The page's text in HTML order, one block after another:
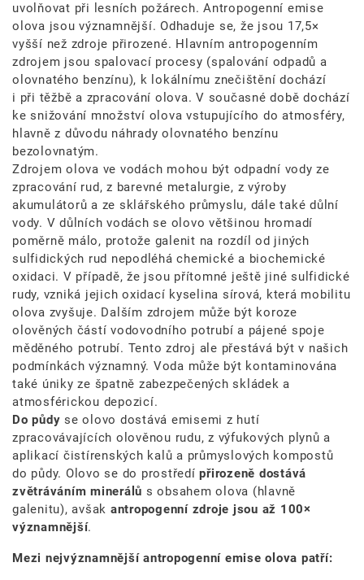
uvolňovat při lesních požárech. Antropogenní emise
olova jsou významnější. Odhaduje se, že jsou 17,5×
vyšší než zdroje přirozené. Hlavním antropogenním
zdrojem jsou spalovací procesy (spalování odpadů a
olovnatého benzínu), k lokálnímu znečištění dochází
i při těžbě a zpracování olova. V současné době dochází
ke snižování množství olova vstupujícího do atmosféry,
hlavně z důvodu náhrady olovnatého benzínu
bezolovnatým.
Zdrojem olova ve vodách mohou být odpadní vody ze
zpracování rud, z barevné metalurgie, z výroby
akumulátorů a ze sklářského průmyslu, dále také důlní
vody. V důlních vodách se olovo většinou hromadí
poměrně málo, protože galenit na rozdíl od jiných
sulfidických rud nepodléhá chemické a biochemické
oxidaci. V případě, že jsou přítomné ještě jiné sulfidické
rudy, vzniká jejich oxidací kyselina sírová, která mobilitu
olova zvyšuje. Dalším zdrojem může být koroze
olověných částí vodovodního potrubí a pájené spoje
měděného potrubí. Tento zdroj ale přestává být v našich
podmínkách významný. Voda může být kontaminována
také úniky ze špatně zabezpečených skládek a
atmosférickou depozicí.
Do půdy se olovo dostává emisemi z hutí
zpracovávajících olověnou rudu, z výfukových plynů a
aplikací čistírenských kalů a průmyslových kompostů
do půdy. Olovo se do prostředípřirozeně dostává
zvětráváním minerálů s obsahem olova (hlavně
galenitu), avšak antropogenní zdroje jsou až 100×
významnější.
Mezi nejvýznamnější antropogenní emise olova patří: